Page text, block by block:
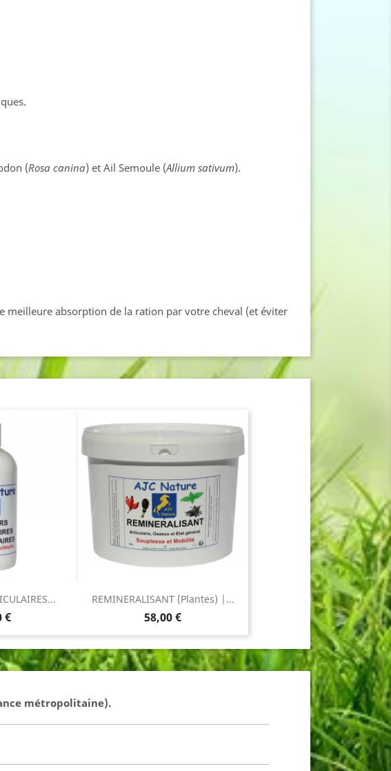
(Rosa canina) et Ail Semoule (Allium sativum).
absorption de la ration par votre cheval (et éviter
€
REMINERALISANT (Plantes) |...
Prix
58,00 €
métropolitaine).